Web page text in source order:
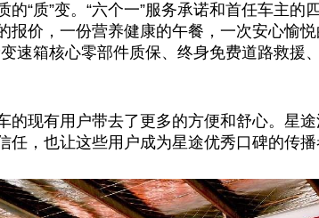
“质”变。“六个一”服务承诺和首任车主
价，一份营养健康的午餐，一次安心愉悦
速箱核心零部件质保、终身免费道路救援
现有用户带去了更多的方便和舒心。星
，也让这些用户成为星途优秀口碑的传播